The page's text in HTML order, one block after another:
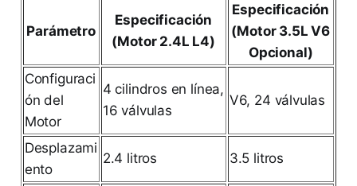
Parámetro
Especificación
(Motor 2.4L L4)
Especificación
(Motor 3.5L V6
Opcional)
Configuraci
ón del
Motor
4 cilindros en línea,
16 válvulas
V6, 24 válvulas
Desplazami
ento
2.4 litros 3.5 litros